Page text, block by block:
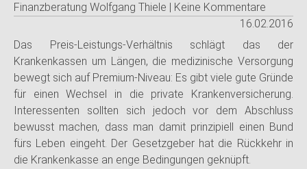
Finanzberatung Wolfgang Thiele | Keine Kommentare
16.02.2016
Das Preis-Leistungs-Verhältnis schlägt das der
Krankenkassen um Längen, die medizinische Versorgung
bewegt sich auf Premium-Niveau: Es gibt viele gute Gründe
für einen Wechsel in die private Krankenversicherung.
Interessenten sollten sich jedoch vor dem Abschluss
bewusst machen, dass man damit prinzipiell einen Bund
fürs Leben eingeht. Der Gesetzgeber hat die Rückkehr in
die Krankenkasse an enge Bedingungen geknüpft.